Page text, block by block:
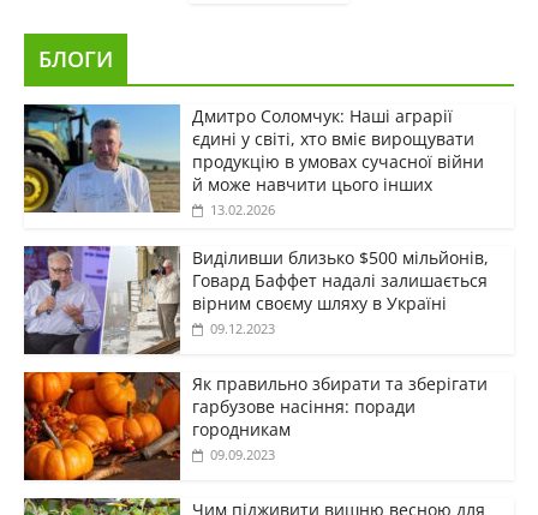
БЛОГИ
Дмитро Соломчук: Наші аграрії
єдині у світі, хто вміє вирощувати
продукцію в умовах сучасної війни
й може навчити цього інших
13.02.2026
Виділивши близько $500 мільйонів,
Говард Баффет надалі залишається
вірним своєму шляху в Україні
09.12.2023
Як правильно збирати та зберігати
гарбузове насіння: поради
городникам
09.09.2023
Чим підживити вишню весною для